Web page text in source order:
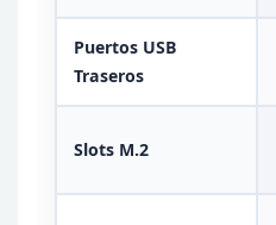
Puertos USB
Traseros
Slots M.2